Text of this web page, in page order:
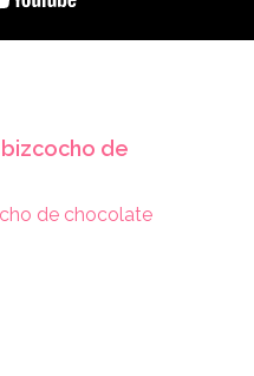
de
de chocolate